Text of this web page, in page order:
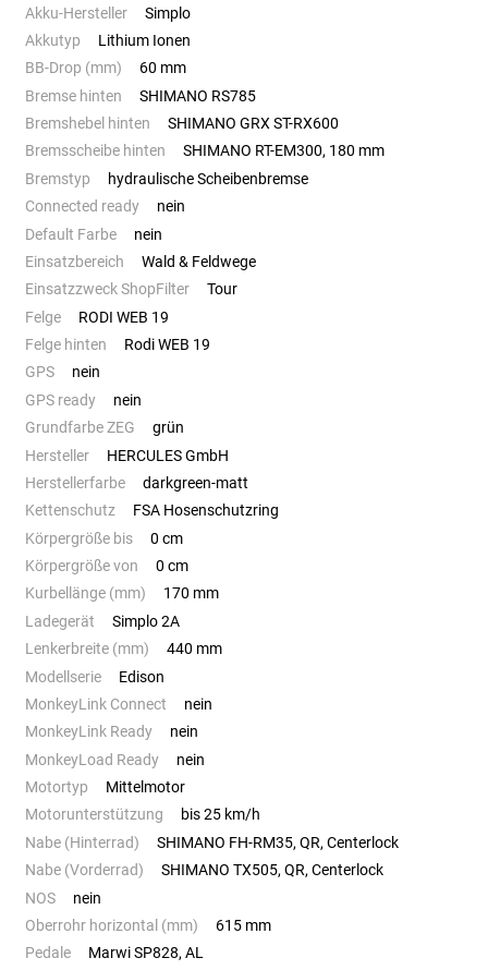
Akku-Hersteller
Simplo
Akkutyp
Lithium Ionen
BB-Drop (mm)
60 mm
Bremse hinten
SHIMANO RS785
Bremshebel hinten
SHIMANO GRX ST-RX600
Bremsscheibe hinten
SHIMANO RT-EM300, 180 mm
Bremstyp
hydraulische Scheibenbremse
Connected ready
nein
Default Farbe
nein
Einsatzbereich
Wald & Feldwege
Einsatzzweck ShopFilter
Tour
Felge
RODI WEB 19
Felge hinten
Rodi WEB 19
GPS
nein
GPS ready
nein
Grundfarbe ZEG
grün
Hersteller
HERCULES GmbH
Herstellerfarbe
darkgreen-matt
Kettenschutz
FSA Hosenschutzring
Körpergröße bis
0 cm
Körpergröße von
0 cm
Kurbellänge (mm)
170 mm
Ladegerät
Simplo 2A
Lenkerbreite (mm)
440 mm
Modellserie
Edison
MonkeyLink Connect
nein
MonkeyLink Ready
nein
MonkeyLoad Ready
nein
Motortyp
Mittelmotor
Motorunterstützung
bis 25 km/h
Nabe (Hinterrad)
SHIMANO FH-RM35, QR, Centerlock
Nabe (Vorderrad)
SHIMANO TX505, QR, Centerlock
NOS
nein
Oberrohr horizontal (mm)
615 mm
Pedale
Marwi SP828, AL